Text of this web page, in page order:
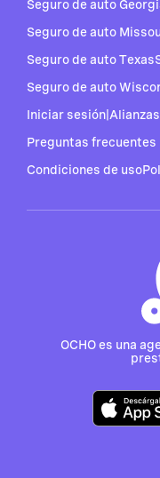
OCHO es una
Seguro de auto
Seguro de auto
Seguro de auto Texas
Seguro de auto
Iniciar sesión Alianzas
Preguntas frecuentes
Condiciones de uso